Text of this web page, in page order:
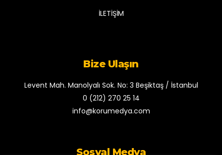
İLETİŞİM
Bize Ulaşın
Levent Mah. Manolyalı Sok. No: 3 Beşiktaş / İstanbul
0 (212) 270 25 14
info@korumedya.com
Sosyal Medya